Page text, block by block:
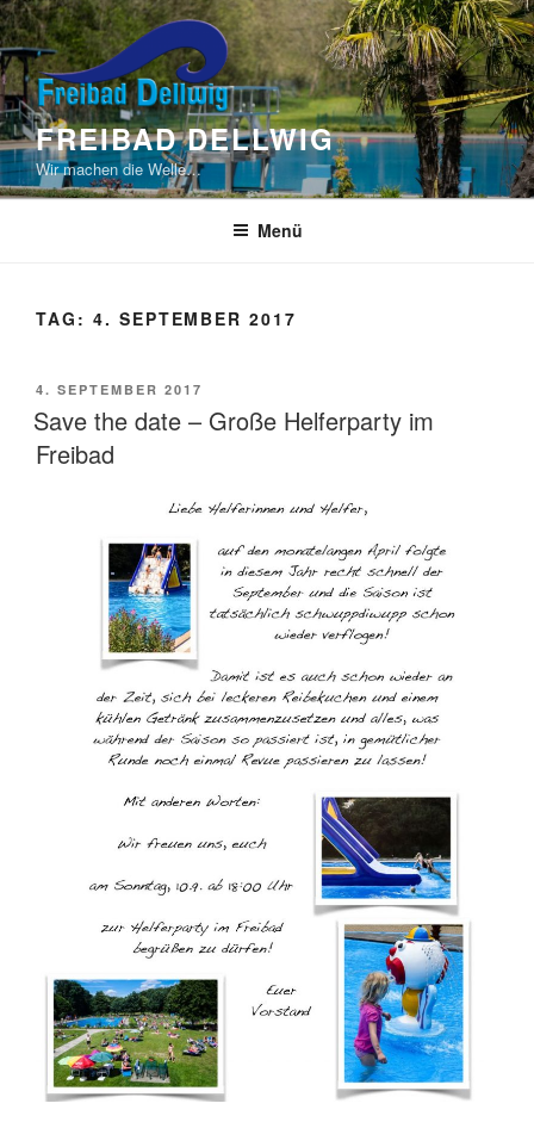
Zum
Inhalt
springen
FREIBAD DELLWIG
Wir machen die Welle…
Menü
TAG: 4. SEPTEMBER 2017
VERÖFFENTLICHT
AM
4. SEPTEMBER 2017
Save the date – Große Helferparty im
Freibad